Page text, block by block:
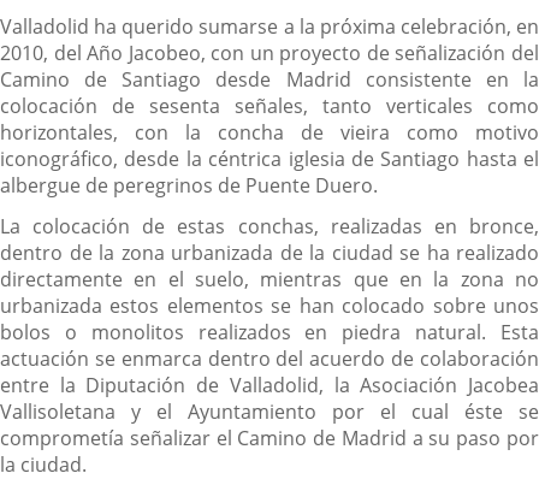
Valladolid ha querido sumarse a la próxima celebración, en
2010, del Año Jacobeo, con un proyecto de señalización del
Camino de Santiago desde Madrid consistente en la
colocación de sesenta señales, tanto verticales como
horizontales, con la concha de vieira como motivo
iconográfico, desde la céntrica iglesia de Santiago hasta el
albergue de peregrinos de Puente Duero.
La colocación de estas conchas, realizadas en bronce,
dentro de la zona urbanizada de la ciudad se ha realizado
directamente en el suelo, mientras que en la zona no
urbanizada estos elementos se han colocado sobre unos
bolos o monolitos realizados en piedra natural. Esta
actuación se enmarca dentro del acuerdo de colaboración
entre la Diputación de Valladolid, la Asociación Jacobea
Vallisoletana y el Ayuntamiento por el cual éste se
comprometía señalizar el Camino de Madrid a su paso por
la ciudad.